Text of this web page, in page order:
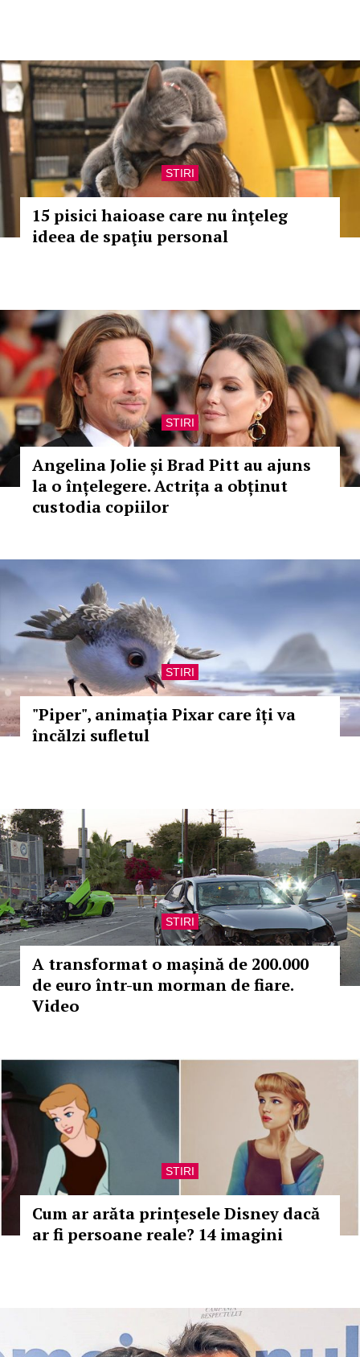
STIRI
15 pisici haioase care nu înţeleg
ideea de spaţiu personal
STIRI
Angelina Jolie și Brad Pitt au ajuns
la o înțelegere. Actrița a obținut
custodia copiilor
STIRI
"Piper", animația Pixar care îți va
încălzi sufletul
STIRI
A transformat o mașină de 200.000
de euro într-un morman de fiare.
Video
STIRI
Cum ar arăta prințesele Disney dacă
ar fi persoane reale? 14 imagini